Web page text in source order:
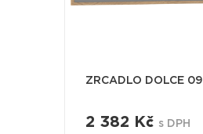
ZRCADLO DOLCE 09
2 382 Kč s DPH